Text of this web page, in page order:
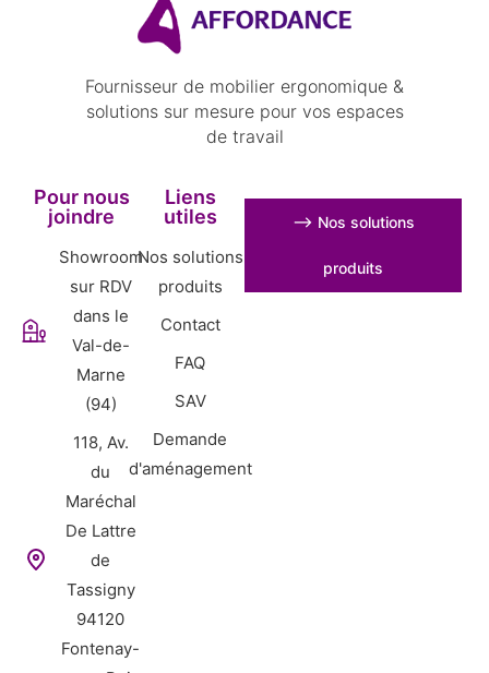
Fournisseur de mobilier ergonomique &
solutions sur mesure pour vos espaces
de travail
Pour nous
joindre
Showroom
sur RDV
dans le
Val-de-
Marne
(94)
118, Av.
du
Maréchal
De Lattre
de
Tassigny
94120
Fontenay-
Liens
utiles
Nos solutions
produits
Contact
FAQ
SAV
Demande
d'aménagement
⟶ Nos solutions
produits